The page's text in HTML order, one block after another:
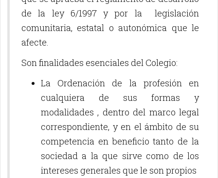
de la ley 6/1997 y por la legislación
comunitaria, estatal o autonómica que le
afecte.
Son finalidades esenciales del Colegio:
La Ordenación de la profesión en
cualquiera de sus formas y
modalidades , dentro del marco legal
correspondiente, y en el ámbito de su
competencia en beneficio tanto de la
sociedad a la que sirve como de los
intereses generales que le son propios